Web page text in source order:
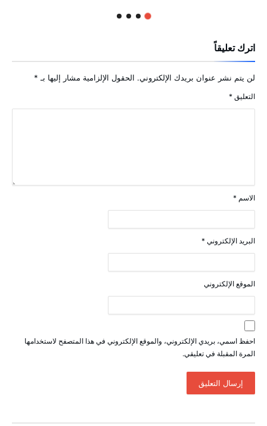
اترك تعليقاً
لن يتم نشر عنوان بريدك الإلكتروني. الحقول الإلزامية مشار إليها بـ *
التعليق *
الاسم *
البريد الإلكتروني *
الموقع الإلكتروني
احفظ اسمي، بريدي الإلكتروني، والموقع الإلكتروني في هذا المتصفح لاستخدامها
المرة المقبلة في تعليقي.